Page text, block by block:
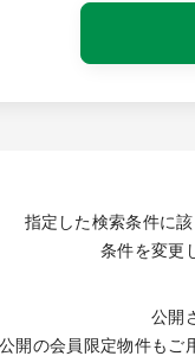
指定した検索条件に
条件を変更
公開
開の会員限定物件もご